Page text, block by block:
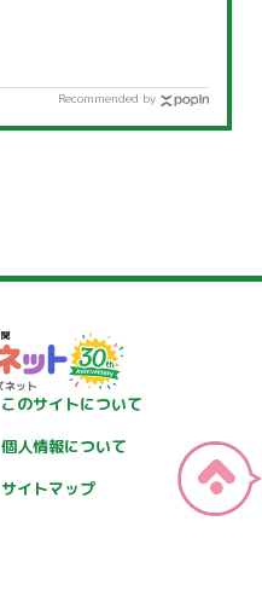
Recommended by
このサイトについて
個人情報について
サイトマップ